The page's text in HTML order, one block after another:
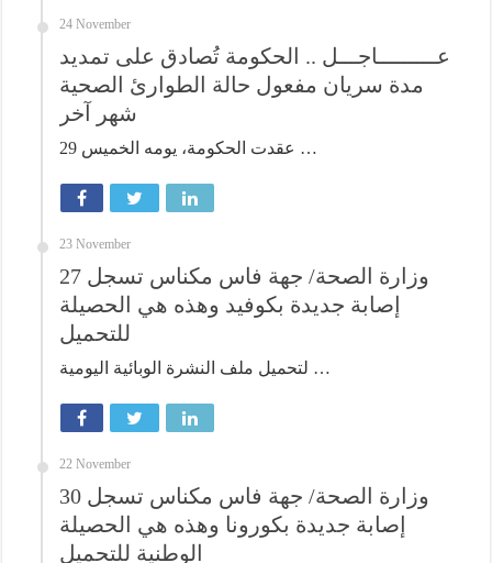
24 November
عـــــــــاجـــل .. الحكومة تُصادق على تمديد
مدة سريان مفعول حالة الطوارئ الصحية
شهر آخر
عقدت الحكومة، يومه الخميس 29 …
23 November
وزارة الصحة/ جهة فاس مكناس تسجل 27
إصابة جديدة بكوفيد وهذه هي الحصيلة
للتحميل
لتحميل ملف النشرة الوبائية اليومية …
22 November
وزارة الصحة/ جهة فاس مكناس تسجل 30
إصابة جديدة بكورونا وهذه هي الحصيلة
الوطنية للتحميل